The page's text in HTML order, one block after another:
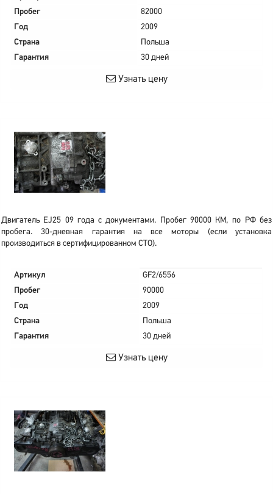
Пробег
82000
Год
2009
Страна
Польша
Гарантия
30 дней
Узнать цену
Двигатель EJ25 09 года с документами. Пробег 90000 КМ, по РФ без
пробега. 30-дневная гарантия на все моторы (если установка
производиться в сертифицированном СТО).
Артикул
GF2/6556
Пробег
90000
Год
2009
Страна
Польша
Гарантия
30 дней
Узнать цену